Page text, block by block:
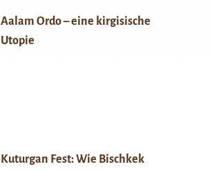
Aalam Ordo – eine kirgisische
Utopie
Kuturgan Fest: Wie Bischkek